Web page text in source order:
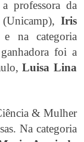
professora da
Iris
na categoria
foi a
Luisa Lina
& Mulher
Na categoria